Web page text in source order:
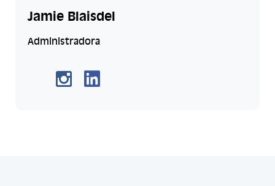
Jamie Blaisdel
Administradora